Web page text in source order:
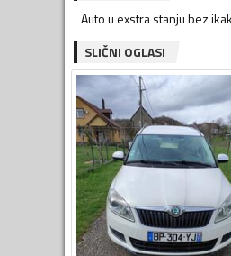
Auto u exstra stanju bez
SLIČNI OGLASI